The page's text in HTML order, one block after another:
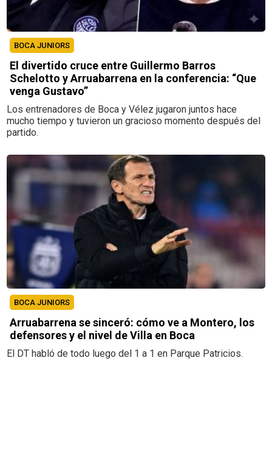
BOCA JUNIORS
El divertido cruce entre Guillermo Barros
Schelotto y Arruabarrena en la conferencia: “Que
venga Gustavo”
Los entrenadores de Boca y Vélez jugaron juntos hace
mucho tiempo y tuvieron un gracioso momento después del
partido.
BOCA JUNIORS
Arruabarrena se sinceró: cómo ve a Montero, los
defensores y el nivel de Villa en Boca
El DT habló de todo luego del 1 a 1 en Parque Patricios.